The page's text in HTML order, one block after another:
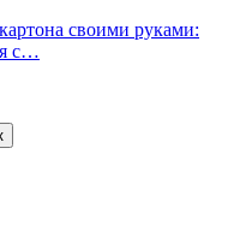
своими руками:
с…